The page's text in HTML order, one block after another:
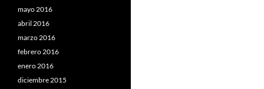
mayo 2016
abril 2016
marzo 2016
febrero 2016
enero 2016
diciembre 2015